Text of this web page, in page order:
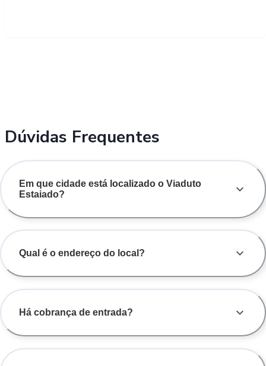
Dúvidas Frequentes
Em que cidade está localizado o Viaduto
Estaiado?
Qual é o endereço do local?
Há cobrança de entrada?